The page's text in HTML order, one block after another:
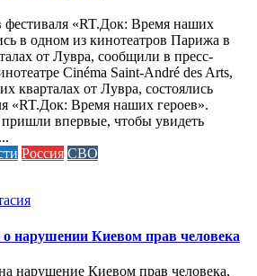
«RT.Док: Время наших
в одном из кинотеатров Парижа в
от Лувра, сообщили в пресс-
Cinéma Saint-André des Arts,
кварталах от Лувра, состоялись
«RT.Док: Время наших героев».
впервые, чтобы увидеть
Россия СВО
нарушении Киевом прав человека
нарушение Киевом прав человека,